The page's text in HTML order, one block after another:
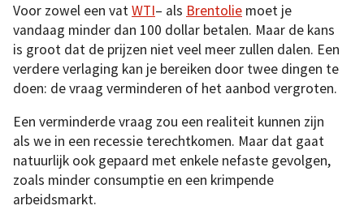
Voor zowel een vatWTI– als Brentolie moet je
vandaag minder dan 100 dollar betalen. Maar de kans
is groot dat de prijzen niet veel meer zullen dalen. Een
verdere verlaging kan je bereiken door twee dingen te
doen: de vraag verminderen of het aanbod vergroten.
Een verminderde vraag zou een realiteit kunnen zijn
als we in een recessie terechtkomen. Maar dat gaat
natuurlijk ook gepaard met enkele nefaste gevolgen,
zoals minder consumptie en een krimpende
arbeidsmarkt.